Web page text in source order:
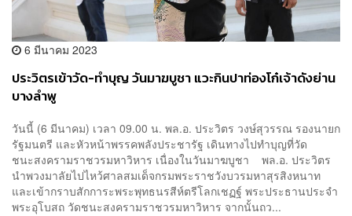
6 มีนาคม 2023
ประวิตรเข้าวัด-ทำบุญ วันมาฆบูชา แวะกินปาท่องโก๋เจ้าดังย่าน
บางลำพู
วันนี้ (6 มีนาคม) เวลา 09.00 น. พล.อ. ประวิตร วงษ์สุวรรณ รองนายก
รัฐมนตรี และหัวหน้าพรรคพลังประชารัฐ เดินทางไปทำบุญที่วัด
ชนะสงครามราชวรมหาวิหาร เนื่องในวันมาฆบูชา พล.อ. ประวิตร
นำพวงมาลัยไปไหว้ศาลสมเด็จกรมพระราชวังบวรมหาสุรสิงหนาท
และเข้ากราบสักการะพระพุทธนรสีห์ตรีโลกเชฏฐ์ พระประธานประจำ
พระอุโบสถ วัดชนะสงครามราชวรมหาวิหาร จากนั้นถว...